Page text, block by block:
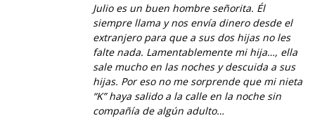
Julio es un buen hombre señorita. Él
siempre llama y nos envía dinero desde el
extranjero para que a sus dos hijas no les
falte nada. Lamentablemente mi hija…, ella
sale mucho en las noches y descuida a sus
hijas. Por eso no me sorprende que mi nieta
“K” haya salido a la calle en la noche sin
compañía de algún adulto…